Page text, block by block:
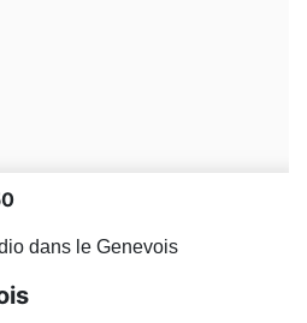
dans le Genevois